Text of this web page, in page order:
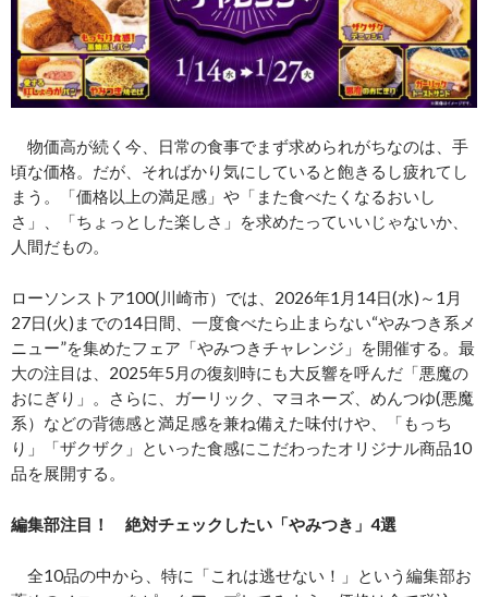
物価高が続く今、日常の食事でまず求められがちなのは、手
頃な価格。だが、そればかり気にしていると飽きるし疲れてし
まう。「価格以上の満足感」や「また食べたくなるおいし
さ」、「ちょっとした楽しさ」を求めたっていいじゃないか、
人間だもの。
ローソンストア100(川崎市）では、2026年1月14日(水)～1月
27日(火)までの14日間、一度食べたら止まらない“やみつき系メ
ニュー”を集めたフェア「やみつきチャレンジ」を開催する。最
大の注目は、2025年5月の復刻時にも大反響を呼んだ「悪魔の
おにぎり」。さらに、ガーリック、マヨネーズ、めんつゆ(悪魔
系）などの背徳感と満足感を兼ね備えた味付けや、「もっち
り」「ザクザク」といった食感にこだわったオリジナル商品10
品を展開する。
編集部注目！ 絶対チェックしたい「やみつき」4選
全10品の中から、特に「これは逃せない！」という編集部お